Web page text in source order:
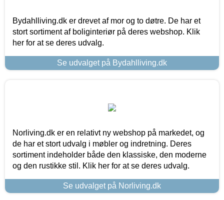
Bydahlliving.dk er drevet af mor og to døtre. De har et
stort sortiment af boliginteriør på deres webshop. Klik
her for at se deres udvalg.
Se udvalget på Bydahlliving.dk
Norliving.dk er en relativt ny webshop på markedet, og
de har et stort udvalg i møbler og indretning. Deres
sortiment indeholder både den klassiske, den moderne
og den rustikke stil. Klik her for at se deres udvalg.
Se udvalget på Norliving.dk